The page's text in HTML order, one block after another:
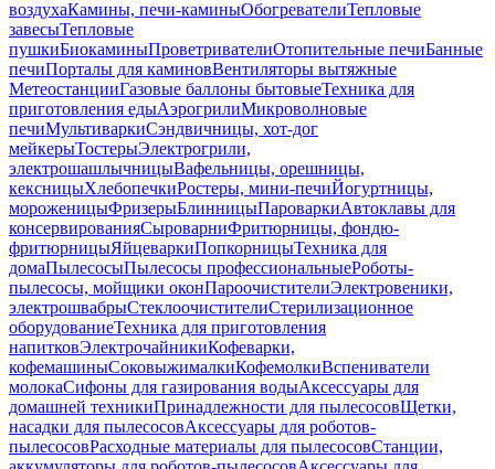
воздухаКамины, печи-каминыОбогревателиТепловые
завесыТепловые
пушкиБиокаминыПроветривателиОтопительные печиБанные
печиПорталы для каминовВентиляторы вытяжные
МетеостанцииГазовые баллоны бытовыеТехника для
приготовления едыАэрогрилиМикроволновые
печиМультиваркиСэндвичницы, хот-дог
мейкерыТостерыЭлектрогрили,
электрошашлычницыВафельницы, орешницы,
кексницыХлебопечкиРостеры, мини-печиЙогуртницы,
мороженицыФризерыБлинницыПароваркиАвтоклавы для
консервированияСыроварниФритюрницы, фондю-
фритюрницыЯйцеваркиПопкорницыТехника для
домаПылесосыПылесосы профессиональныеРоботы-
пылесосы, мойщики оконПароочистителиЭлектровеники,
электрошвабрыСтеклоочистителиСтерилизационное
оборудованиеТехника для приготовления
напитковЭлектрочайникиКофеварки,
кофемашиныСоковыжималкиКофемолкиВспениватели
молокаСифоны для газирования водыАксессуары для
домашней техникиПринадлежности для пылесосовЩетки,
насадки для пылесосовАксессуары для роботов-
пылесосовРасходные материалы для пылесосовСтанции,